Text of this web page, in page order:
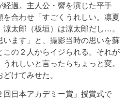
過。主人公・響を演じた平手
を合わせ「すごくうれしい。凛夏
涼太郎（板垣）は涼太郎だし…。
います」と、撮影当時の思いを蘇
この２人からイジられる。それが
れしいと言ったらちょっと変。
けてみせた。
日本アカデミー賞」授賞式で